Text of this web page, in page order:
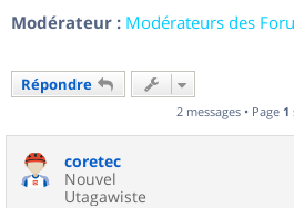
Modérateur : Modérateurs des
Répondre
2 messages • Page 1
coretec
Nouvel
Utagawiste